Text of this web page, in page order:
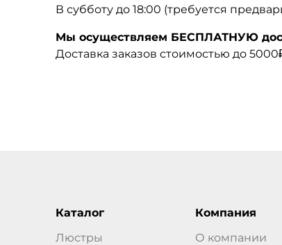
В субботу до 18:00 (требуется
Мы осуществляем БЕСПЛАТНУЮ
Доставка заказов стоимостью до
Каталог
Люстры
Компания
О компании